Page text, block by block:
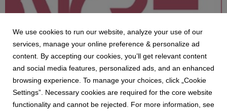
CONCRETA
L’ECCELLENZA CHIAVI IN MANO
CONCRETA è un interior contractor che opera sul
mercato nazionale ed internazionale da oltre trent’anni,
specializzato nella realizzazione, produzione e fornitura
We use cookies to run our website, analyze your use of our
services, manage your online preference & personalize ad
content. By accepting our cookies, you’ll get relevant content
and social media features, personalized ads, and an enhanced
browsing experience. To manage your choices, click „Cookie
Settings”. Necessary cookies are required for the core website
functionality and cannot be rejected. For more information, see